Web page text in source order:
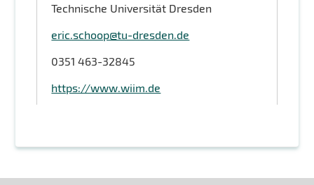
Technische Universität Dresden
eric.schoop@tu-dresden.de
0351 463-32845
https://www.wiim.de